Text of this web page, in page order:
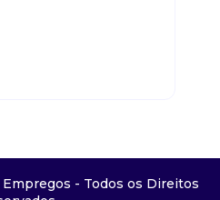
- Todos os Direitos